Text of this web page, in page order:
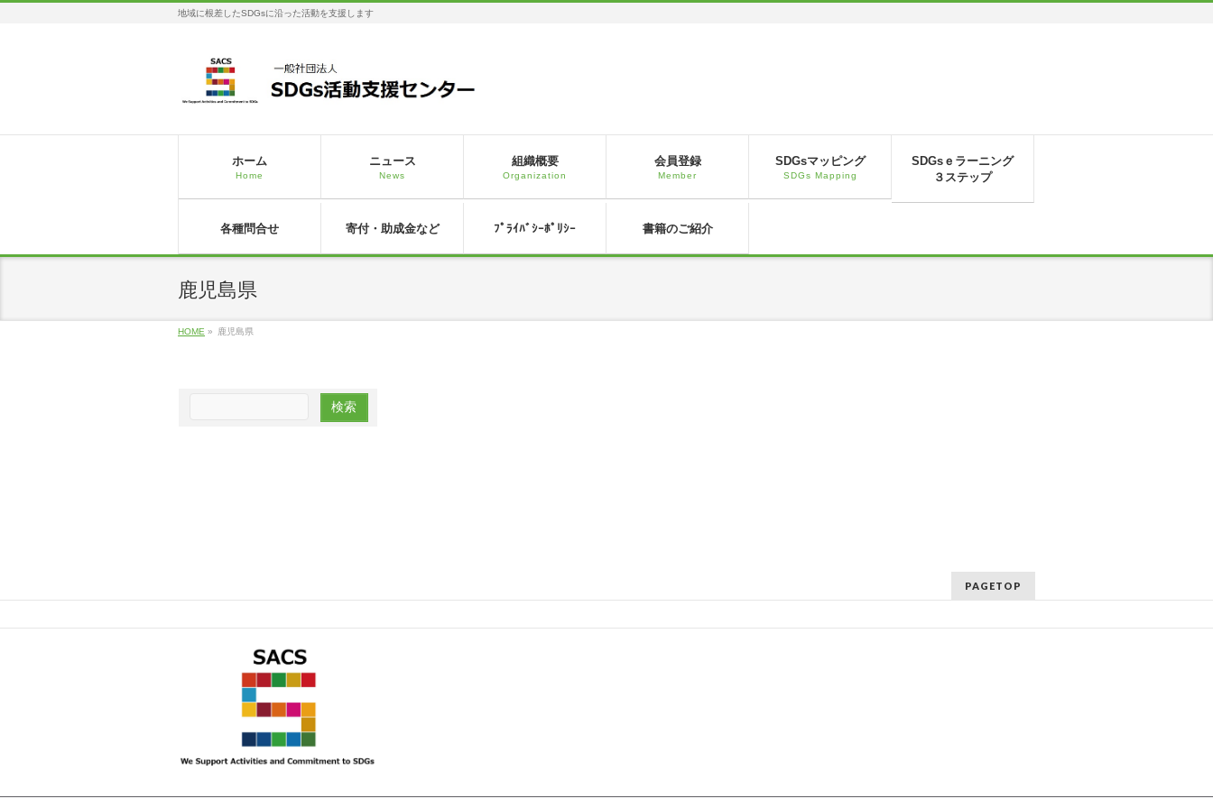
地域に根差したSDGsに沿った活動を支援します
ホーム
Home
ニュース
News
組織概要
Organization
会員登録
Member
SDGsマッピング
SDGs Mapping
SDGsｅラーニング
３ステップ
各種問合せ 寄付・助成金など ﾌﾟﾗｲﾊﾞｼｰﾎﾟﾘｼｰ 書籍のご紹介
鹿児島県
HOME » 鹿児島県
PAGETOP